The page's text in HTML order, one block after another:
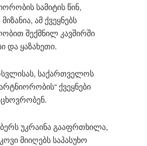
სამიტის წინ,
ამ ქვეყნებს
შექმნილ კავშირში
და ყაზახეთი.
საქართველოს
ქვეყნები
უკრაინა გააფრთხილა,
მიიღებს საპასუხო